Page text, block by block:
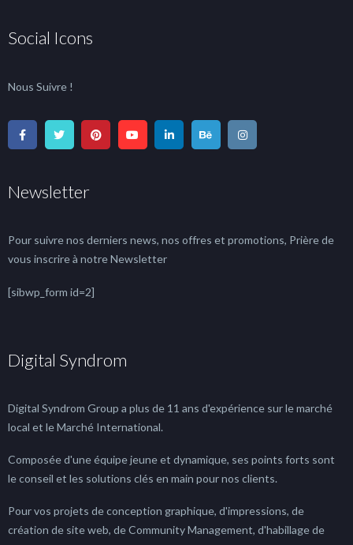
Social Icons
Nous Suivre !
Newsletter
Pour suivre nos derniers news, nos offres et promotions, Prière de
vous inscrire à notre Newsletter
[sibwp_form id=2]
Digital Syndrom
Digital Syndrom Group a plus de 11 ans d'expérience sur le marché
local et le Marché International.
Composée d'une équipe jeune et dynamique, ses points forts sont
le conseil et les solutions clés en main pour nos clients.
Pour vos projets de conception graphique, d'impressions, de
création de site web, de Community Management, d'habillage de